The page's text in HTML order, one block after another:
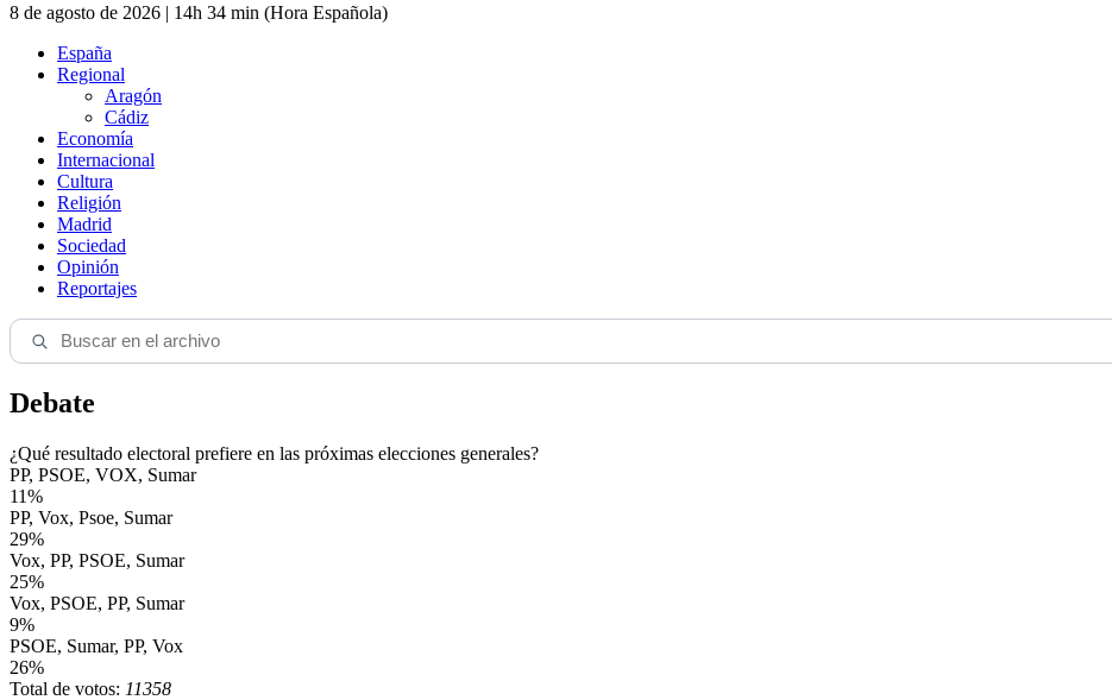
8 de agosto de 2026 | 14h 34 min (Hora Española)
España
Regional
Aragón
Cádiz
Economía
Internacional
Cultura
Religión
Madrid
Sociedad
Opinión
Reportajes
Debate
¿Qué resultado electoral prefiere en las próximas elecciones generales?
PP, PSOE, VOX, Sumar
11%
PP, Vox, Psoe, Sumar
29%
Vox, PP, PSOE, Sumar
25%
Vox, PSOE, PP, Sumar
9%
PSOE, Sumar, PP, Vox
26%
Total de votos: 11358